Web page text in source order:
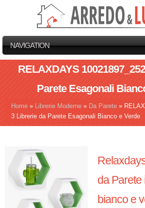
NAVIGATION
RELAXDAYS
Parete Esagonali
Tu sei qui
Home » Librerie Moderne » Da Parete »
3 Librerie da Parete Esagonali Bianco e Verde
da Parete
bianco e